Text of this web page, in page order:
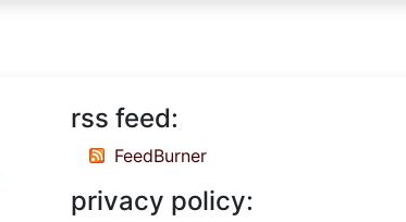
rss feed:
FeedBurner
privacy policy: